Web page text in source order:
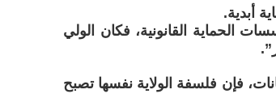
أبدية.
الحماية القانونية، فكان الولي
فإن فلسفة الولاية نفسها تصبح